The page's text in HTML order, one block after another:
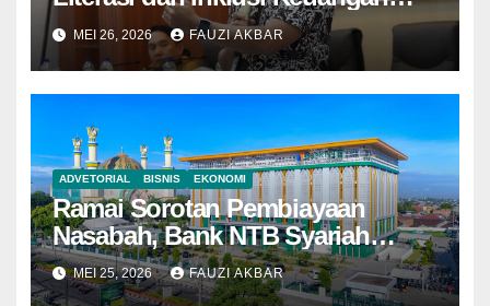
Syariah di Kota Bima
MEI 26, 2026 FAUZI AKBAR
ADVETORIAL BISNIS EKONOMI
Ramai Sorotan Pembiayaan
Nasabah, Bank NTB Syariah
Tegaskan Semua Sesuai
Prosedur
MEI 25, 2026 FAUZI AKBAR